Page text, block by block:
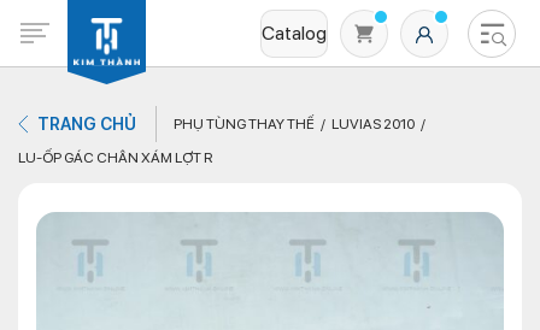
Catalog
TRANG CHỦ PHỤ TÙNG THAY THẾ
LUVIAS 2010
LU-ỐP GÁC CHÂN XÁM LỢT R